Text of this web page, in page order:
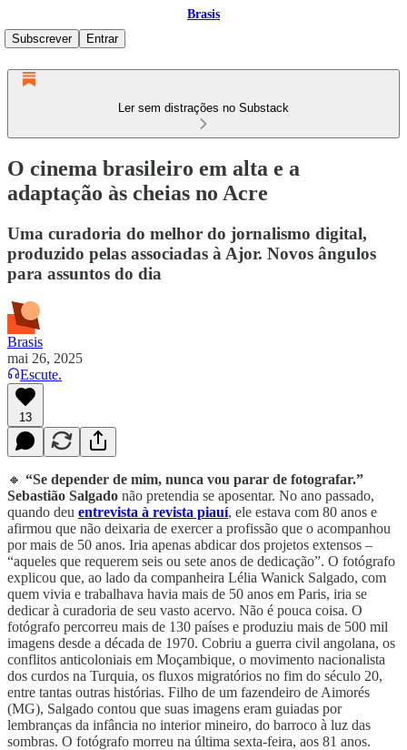
Brasis
Subscrever
Entrar
Ler sem distrações no Substack
O cinema brasileiro em alta e a
adaptação às cheias no Acre
Uma curadoria do melhor do jornalismo digital,
produzido pelas associadas à Ajor. Novos ângulos
para assuntos do dia
Brasis
mai 26, 2025
Escute.
13
🔸 “Se depender de mim, nunca vou parar de fotografar.”
Sebastião Salgado não pretendia se aposentar. No ano passado,
quando deu entrevista à revista piauí, ele estava com 80 anos e
afirmou que não deixaria de exercer a profissão que o acompanhou
por mais de 50 anos. Iria apenas abdicar dos projetos extensos –
“aqueles que requerem seis ou sete anos de dedicação”. O fotógrafo
explicou que, ao lado da companheira Lélia Wanick Salgado, com
quem vivia e trabalhava havia mais de 50 anos em Paris, iria se
dedicar à curadoria de seu vasto acervo. Não é pouca coisa. O
fotógrafo percorreu mais de 130 países e produziu mais de 500 mil
imagens desde a década de 1970. Cobriu a guerra civil angolana, os
conflitos anticoloniais em Moçambique, o movimento nacionalista
dos curdos na Turquia, os fluxos migratórios no fim do século 20,
entre tantas outras histórias. Filho de um fazendeiro de Aimorés
(MG), Salgado contou que suas imagens eram guiadas por
lembranças da infância no interior mineiro, do barroco à luz das
sombras. O fotógrafo morreu na última sexta-feira, aos 81 anos.